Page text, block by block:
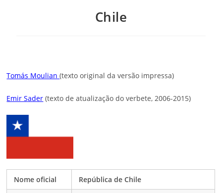
Chile
Tomás Moulian(texto original da versão impressa)
Emir Sader (texto de atualização do verbete, 2006-2015)
Nome oficial República de Chile